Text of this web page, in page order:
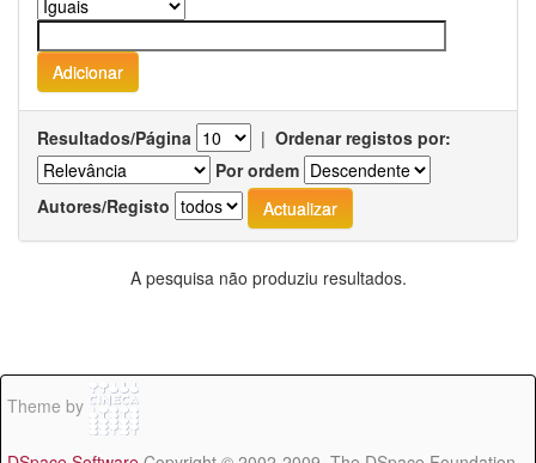
Resultados/Página | Ordenar registos por:
Por ordem
Autores/Registo
A pesquisa não produziu resultados.
Theme by